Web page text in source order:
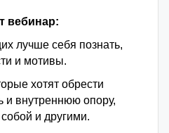
вебинар:
лучше себя познать,
и мотивы.
хотят обрести
и внутреннюю опору,
и другими.